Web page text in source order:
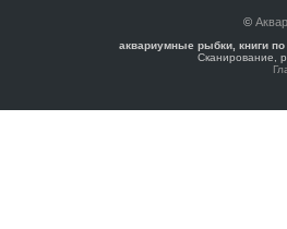
©
аквариумные рыбки, книги
Сканирование,